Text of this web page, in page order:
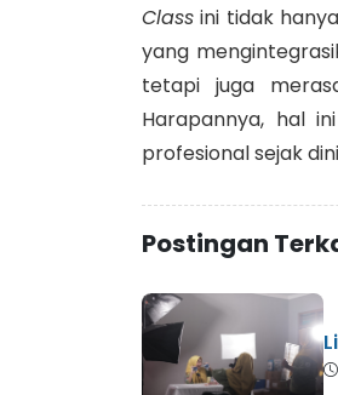
Class ini tidak
yang
tetapi juga
Harapannya, hal
profesional sejak
Postingan